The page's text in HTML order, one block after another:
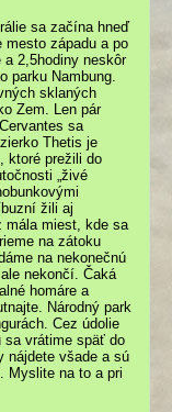
sa začína hneď
mesto západu a po
2,5hodiny neskôr
parku Nambung.
sklaných
Zem. Len pár
sa
Thetis je
ktoré prežili do
„živé
žili aj
mála miest, kde sa
na zátoku
na nekonečnú
nekončí. Čaká
homáre a
Národný park
Cez údolie
sa vrátime späť do
nájdete všade a sú
Myslite na to a pri